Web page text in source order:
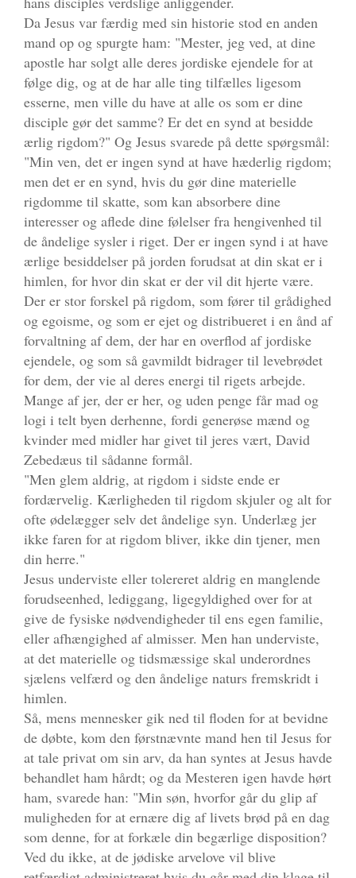
Da Jesus var færdig med sin historie stod en anden
mand op og spurgte ham: "Mester, jeg ved, at dine
apostle har solgt alle deres jordiske ejendele for at
følge dig, og at de har alle ting tilfælles ligesom
esserne, men ville du have at alle os som er dine
disciple gør det samme? Er det en synd at besidde
ærlig rigdom?" Og Jesus svarede på dette spørgsmål:
"Min ven, det er ingen synd at have hæderlig rigdom;
men det er en synd, hvis du gør dine materielle
rigdomme til skatte, som kan absorbere dine
interesser og aflede dine følelser fra hengivenhed til
de åndelige sysler i riget. Der er ingen synd i at have
ærlige besiddelser på jorden forudsat at din skat er i
himlen, for hvor din skat er der vil dit hjerte være.
Der er stor forskel på rigdom, som fører til grådighed
og egoisme, og som er ejet og distribueret i en ånd af
forvaltning af dem, der har en overflod af jordiske
ejendele, og som så gavmildt bidrager til levebrødet
for dem, der vie al deres energi til rigets arbejde.
Mange af jer, der er her, og uden penge får mad og
logi i telt byen derhenne, fordi generøse mænd og
kvinder med midler har givet til jeres vært, David
Zebedæus til sådanne formål.
"Men glem aldrig, at rigdom i sidste ende er
fordærvelig. Kærligheden til rigdom skjuler og alt for
ofte ødelægger selv det åndelige syn. Underlæg jer
ikke faren for at rigdom bliver, ikke din tjener, men
din herre."
Jesus underviste eller tolereret aldrig en manglende
forudseenhed, lediggang, ligegyldighed over for at
give de fysiske nødvendigheder til ens egen familie,
eller afhængighed af almisser. Men han underviste,
at det materielle og tidsmæssige skal underordnes
sjælens velfærd og den åndelige naturs fremskridt i
himlen.
Så, mens mennesker gik ned til floden for at bevidne
de døbte, kom den førstnævnte mand hen til Jesus for
at tale privat om sin arv, da han syntes at Jesus havde
behandlet ham hårdt; og da Mesteren igen havde hørt
ham, svarede han: "Min søn, hvorfor går du glip af
muligheden for at ernære dig af livets brød på en dag
som denne, for at forkæle din begærlige disposition?
Ved du ikke, at de jødiske arvelove vil blive